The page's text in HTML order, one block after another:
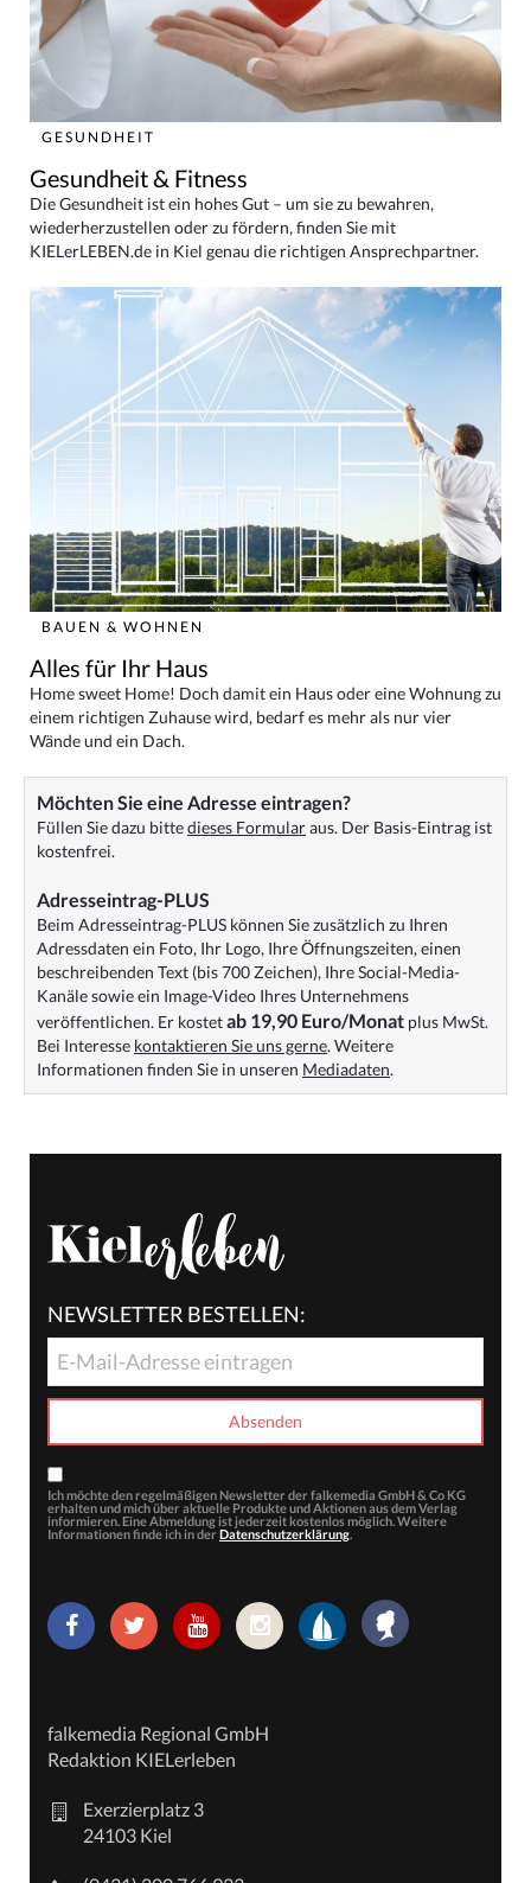
GESUNDHEIT
Gesundheit & Fitness
Die Gesundheit ist ein hohes Gut – um sie zu bewahren,
wiederherzustellen oder zu fördern, finden Sie mit
KIELerLEBEN.de in Kiel genau die richtigen Ansprechpartner.
BAUEN & WOHNEN
Alles für Ihr Haus
Home sweet Home! Doch damit ein Haus oder eine Wohnung zu
einem richtigen Zuhause wird, bedarf es mehr als nur vier
Wände und ein Dach.
Möchten Sie eine Adresse eintragen?
Füllen Sie dazu bittedieses Formularaus. Der Basis-Eintrag ist
kostenfrei.
Adresseintrag-PLUS
Beim Adresseintrag-PLUS können Sie zusätzlich zu Ihren
Adressdaten ein Foto, Ihr Logo, Ihre Öffnungszeiten, einen
beschreibenden Text (bis 700 Zeichen), Ihre Social-Media-
Kanäle sowie ein Image-Video Ihres Unternehmens
veröffentlichen. Er kostetab 19,90 Euro/Monat plus MwSt.
Bei Interesse kontaktieren Sie uns gerne. Weitere
Informationen finden Sie in unseren Mediadaten.
NEWSLETTER BESTELLEN:
Ich möchte den regelmäßigen Newsletter der falkemedia GmbH & Co KG
erhalten und mich über aktuelle Produkte und Aktionen aus dem Verlag
informieren. Eine Abmeldung ist jederzeit kostenlos möglich. Weitere
Informationen finde ich in der Datenschutzerklärung.
falkemedia Regional GmbH
Redaktion KIELerleben
Exerzierplatz 3
24103 Kiel